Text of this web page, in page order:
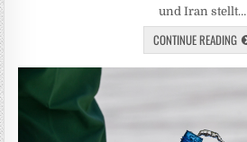
und Iran stellt…
CONTINUE READING